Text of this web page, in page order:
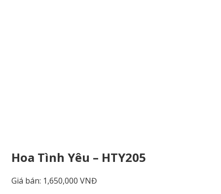
Hoa Tình Yêu – HTY205
Giá bán: 1,650,000 VNĐ